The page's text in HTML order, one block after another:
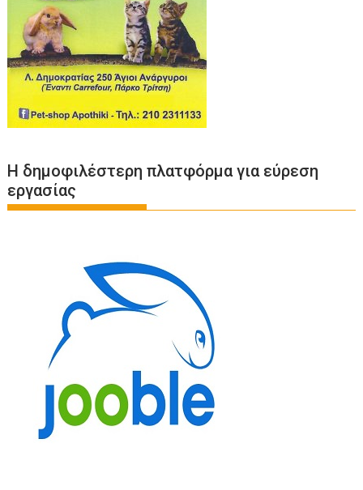
Η δημοφιλέστερη πλατφόρμα για εύρεση
εργασίας